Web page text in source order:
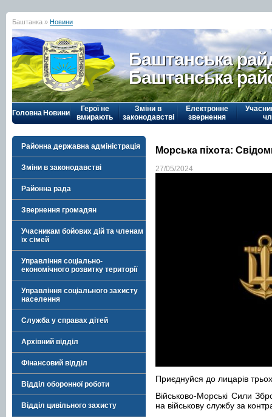
Баштанка » Новини
Баштанська
Баштанська
Головна Новини
Герої не
вмирають
Зміни в
законодавстві
Електронне
звернення
Районна державна адміністрація
Зміни в законодавстві
Районна рада
Звернення громадян
Учасникам бойових дій та членам
їх сімей
Управління соціально-
економічного розвитку території
Управління соціального захисту
населення
Служба у справах дітей
Архівний відділ
Фінансовий відділ
Відділ оборонної роботи
Відділ цивільного захисту
Морська піхота:
27/05/2024
Приєднуйся до лицарів
Військово-Морські Сили
на військову службу за